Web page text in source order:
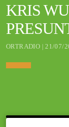
KRIS
ORTRADIO | 21/07/